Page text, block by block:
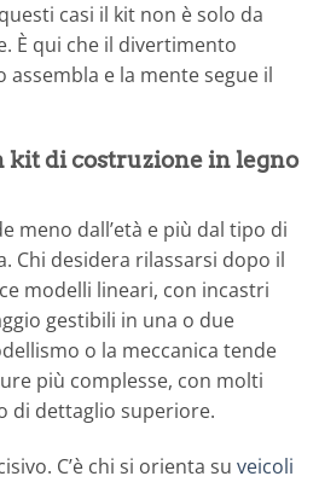
casi il kit non è solo da
È qui che il divertimento
assembla e la mente segue il
kit di costruzione in legno
meno dall’età e più dal tipo di
Chi desidera rilassarsi dopo il
modelli lineari, con incastri
gestibili in una o due
o la meccanica tende
più complesse, con molti
di dettaglio superiore.
C’è chi si orienta su veicoli